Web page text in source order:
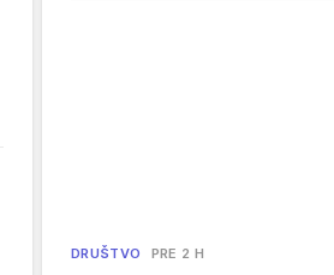
DRUŠTVO PRE 2 H